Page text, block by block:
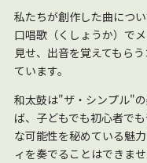
私たちが創作した曲につ
口唱歌（くしょうか）で
見せ、出音を覚えてもら
ています。
和太鼓は"ザ・シンプル"
ば、子どもでも初心者で
な可能性を秘めている魅
ィを奏でることはできま